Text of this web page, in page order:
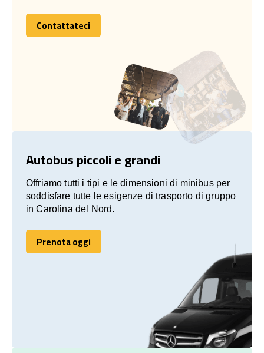
Contattateci
Contattateci
Autobus piccoli e grandi
Offriamo tutti i tipi e le dimensioni di minibus per
soddisfare tutte le esigenze di trasporto di gruppo
in Carolina del Nord.
Prenota oggi
Prenota oggi